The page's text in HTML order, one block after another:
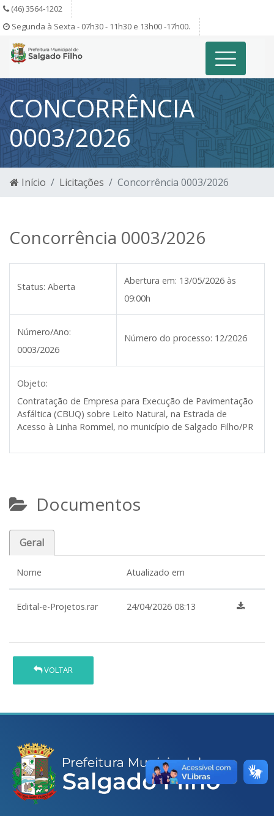
(46) 3564-1202
Segunda à Sexta - 07h30 - 11h30 e 13h00 -17h00.
CONCORRÊNCIA
0003/2026
Início Licitações Concorrência 0003/2026
Concorrência 0003/2026
Status: Aberta
Abertura em: 13/05/2026 às
09:00h
Número/Ano:
0003/2026
Número do processo: 12/2026
Objeto:
Contratação de Empresa para Execução de Pavimentação
Asfáltica (CBUQ) sobre Leito Natural, na Estrada de
Acesso à Linha Rommel, no município de Salgado Filho/PR
Documentos
Geral
Nome Atualizado em
Edital-e-Projetos.rar 24/04/2026 08:13
VOLTAR